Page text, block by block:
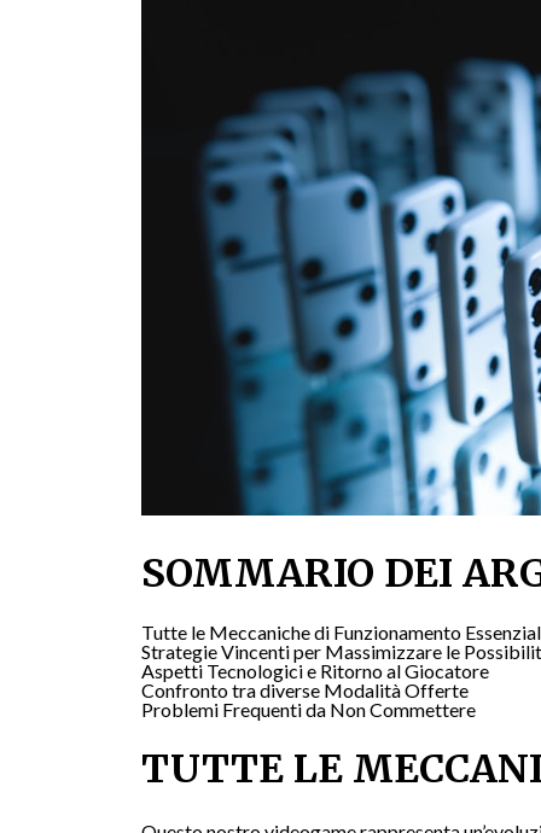
SOMMARIO DEI
Tutte le Meccaniche di Funzionamento
Strategie Vincenti per Massimizzare le
Aspetti Tecnologici e Ritorno al Giocatore
Confronto tra diverse Modalità Offerte
Problemi Frequenti da Non Commettere
TUTTE LE